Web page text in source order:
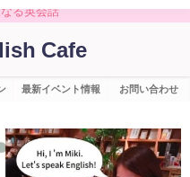
る英会話
Cafe
最新イベント情報 お問い合わせ